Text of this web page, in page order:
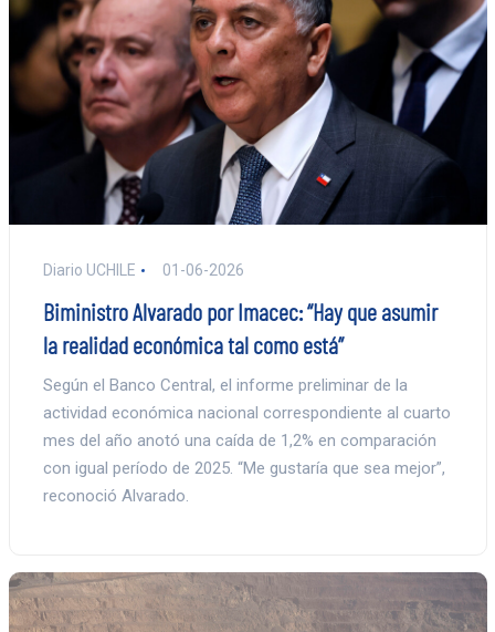
Diario UCHILE 01-06-2026
Biministro Alvarado por Imacec: “Hay que asumir
la realidad económica tal como está”
Según el Banco Central, el informe preliminar de la
actividad económica nacional correspondiente al cuarto
mes del año anotó una caída de 1,2% en comparación
con igual período de 2025. “Me gustaría que sea mejor”,
reconoció Alvarado.